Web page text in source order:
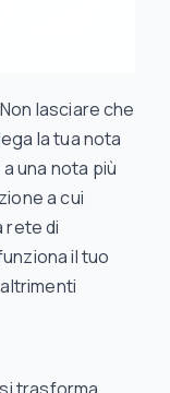
lasciare che
la tua nota
una nota più
a cui
rete di
il tuo